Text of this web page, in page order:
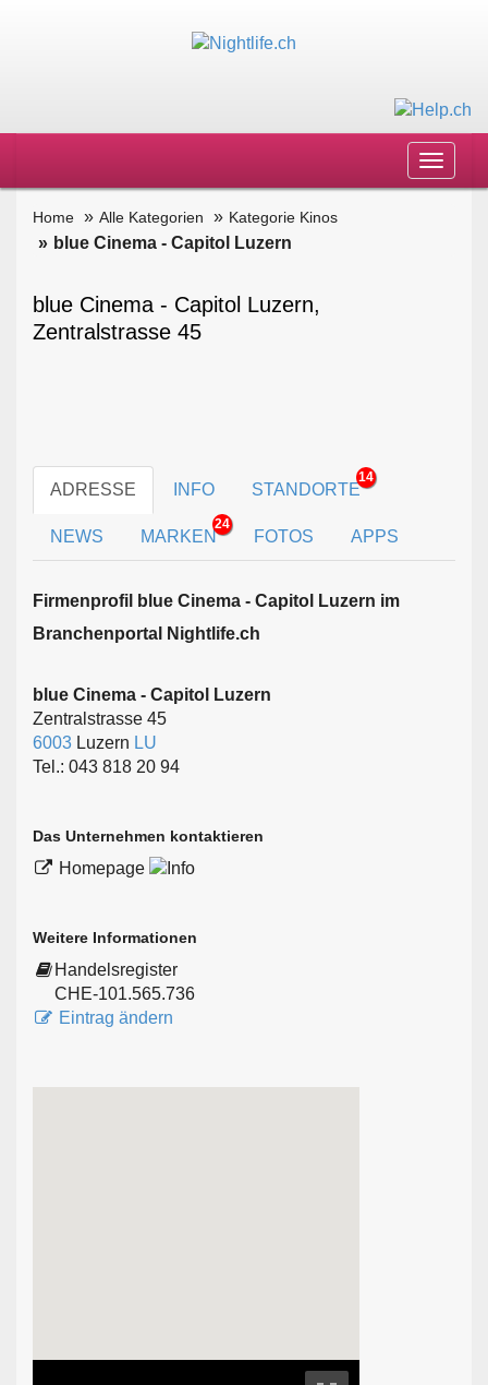
Toggle
Home Alle Kategorien Kategorie Kinos
blue Cinema - Capitol Luzern
blue Cinema - Capitol Luzern,
Zentralstrasse 45
ADRESSE INFO STANDORTE
14
NEWS MARKEN
24
FOTOS APPS
Firmen­profil blue Cinema - Capitol Luzern im
Branchen­portal Nightlife.ch
blue Cinema - Capitol Luzern
Zentralstrasse 45
6003 Luzern LU
Tel.: 043 818 20 94
Das Unternehmen kontaktieren
Homepage
Weitere Informationen
Handelsregister
CHE-101.565.736
Eintrag ändern